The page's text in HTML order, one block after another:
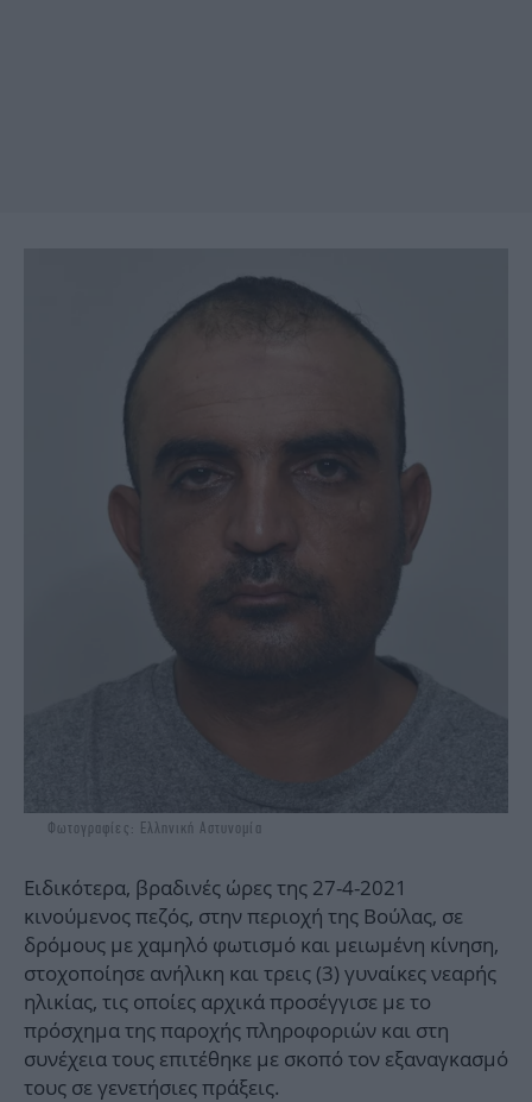
Φωτογραφίες: Ελληνική Αστυνομία
Ειδικότερα, βραδινές ώρες της 27-4-2021
κινούμενος πεζός, στην περιοχή της Βούλας, σε
δρόμους με χαμηλό φωτισμό και μειωμένη κίνηση,
στοχοποίησε ανήλικη και τρεις (3) γυναίκες νεαρής
ηλικίας, τις οποίες αρχικά προσέγγισε με το
πρόσχημα της παροχής πληροφοριών και στη
συνέχεια τους επιτέθηκε με σκοπό τον εξαναγκασμό
τους σε γενετήσιες πράξεις.